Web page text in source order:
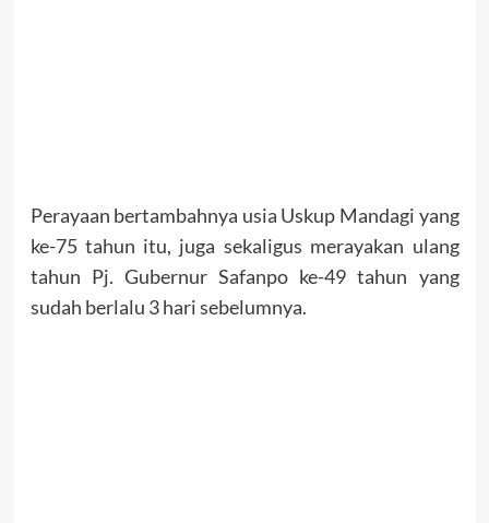
Perayaan bertambahnya usia Uskup Mandagi yang
ke-75 tahun itu, juga sekaligus merayakan ulang
tahun Pj. Gubernur Safanpo ke-49 tahun yang
sudah berlalu 3 hari sebelumnya.